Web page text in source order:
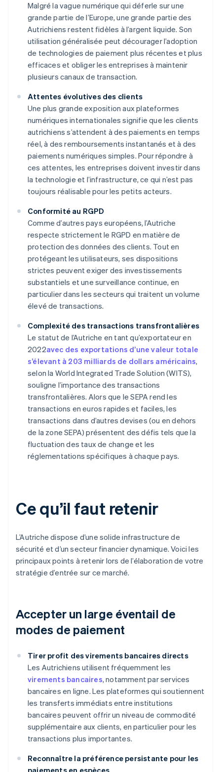
Malgré la vague numérique qui déferle sur une
grande partie de l’Europe, une grande partie des
Autrichiens restent fidèles à l’argent liquide. Son
utilisation généralisée peut décourager l’adoption
de technologies de paiement plus récentes et plus
efficaces et obliger les entreprises à maintenir
plusieurs canaux de transaction.
Attentes évolutives des clients
Une plus grande exposition aux plateformes
numériques internationales signifie que les clients
autrichiens s’attendent à des paiements en temps
réel, à des remboursements instantanés et à des
paiements numériques simples. Pour répondre à
ces attentes, les entreprises doivent investir dans
la technologie et l’infrastructure, ce qui n’est pas
toujours réalisable pour les petits acteurs.
Conformité au RGPD
Comme d’autres pays européens, l’Autriche
respecte strictement le RGPD en matière de
protection des données des clients. Tout en
protégeant les utilisateurs, ses dispositions
strictes peuvent exiger des investissements
substantiels et une surveillance continue, en
particulier dans les secteurs qui traitent un volume
élevé de transactions.
Complexité des transactions transfrontalières
Le statut de l’Autriche en tant qu’exportateur en
2022avec des exportations d’une valeur totale
s’élevant à 203 milliards de dollars américains,
selon la World Integrated Trade Solution (WITS),
souligne l’importance des transactions
transfrontalières. Alors que le SEPA rend les
transactions en euros rapides et faciles, les
transactions dans d’autres devises (ou en dehors
de la zone SEPA) présentent des défis tels que la
fluctuation des taux de change et les
réglementations spécifiques à chaque pays.
Ce qu’il faut retenir
L’Autriche dispose d’une solide infrastructure de
sécurité et d’un secteur financier dynamique. Voici les
principaux points à retenir lors de l’élaboration de votre
stratégie d’entrée sur ce marché.
Accepter un large éventail de
modes de paiement
Tirer profit des virements bancaires directs
Les Autrichiens utilisent fréquemment les
virements bancaires, notamment par services
bancaires en ligne. Les plateformes qui soutiennent
les transferts immédiats entre institutions
bancaires peuvent offrir un niveau de commodité
supplémentaire aux clients, en particulier pour les
transactions plus importantes.
Reconnaître la préférence persistante pour les